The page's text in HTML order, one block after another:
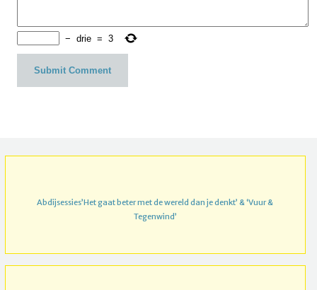
− drie = 3
Abdijsessies’Het gaat beter met de wereld dan je denkt’ & ‘Vuur &
Tegenwind’